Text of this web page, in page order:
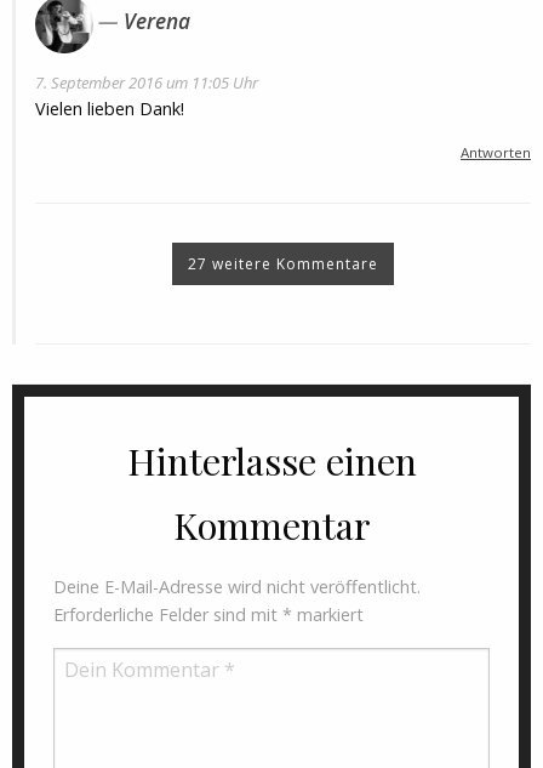
Verena
7. September 2016 um 11:05 Uhr
Vielen lieben Dank!
Antworten
27 weitere Kommentare
Hinterlasse einen
Kommentar
Deine E-Mail-Adresse wird nicht veröffentlicht.
Erforderliche Felder sind mit * markiert